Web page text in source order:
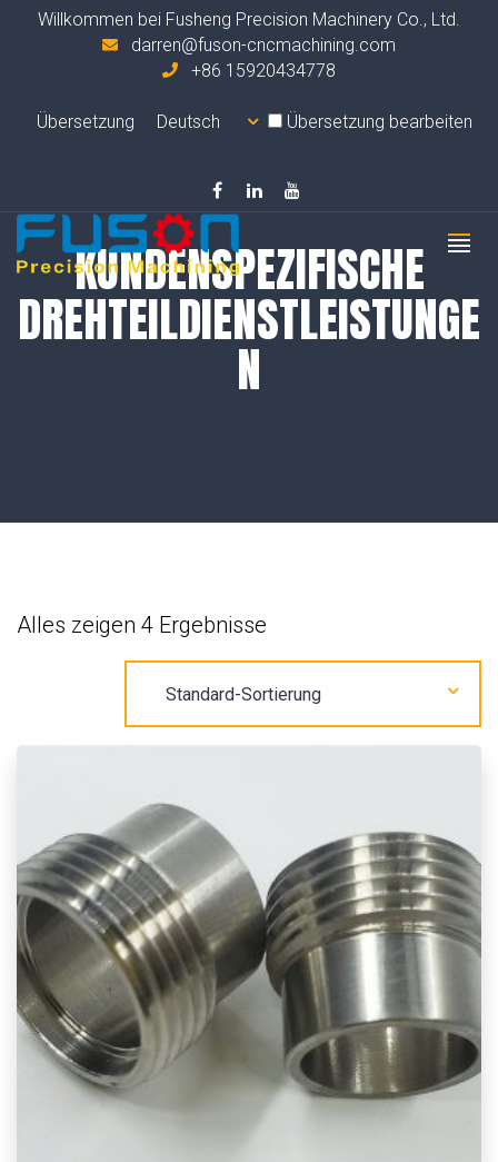
Willkommen bei Fusheng Precision Machinery Co., Ltd.
darren@fuson-cncmachining.com
+86 15920434778
Übersetzung Übersetzung bearbeiten
KUNDENSPEZIFISCHE
DREHTEILDIENSTLEISTUNGE
N
Alles zeigen 4 Ergebnisse